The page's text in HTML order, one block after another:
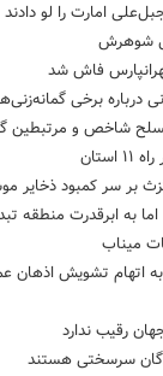
امارت را لو دادند
شوهرش
درباره برخی
بر سر کمبود ذخایر
اما به ابرقدرت منطقه
رقیب ندارد
سرسختی هستند